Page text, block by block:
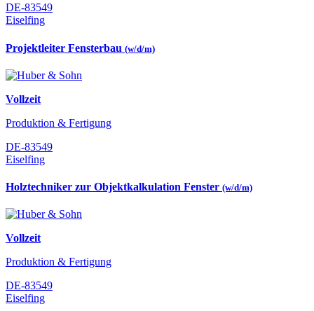
DE-83549
Eiselfing
Projektleiter Fensterbau (w/d/m)
Vollzeit
Produktion & Fertigung
DE-83549
Eiselfing
Holztechniker zur Objektkalkulation Fenster (w/d/m)
Vollzeit
Produktion & Fertigung
DE-83549
Eiselfing